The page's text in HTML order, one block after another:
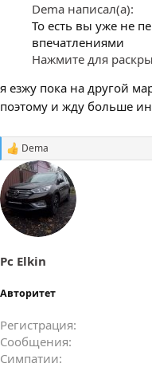
Dema написал(а):
То есть вы уже не
впечатлениями
Нажмите для
я езжу пока на другой
поэтому и жду больше
С
м
п
а
т
и
:
Dema
Pc Elkin
Авторитет
Регистрация
Сообщения
Симпатии